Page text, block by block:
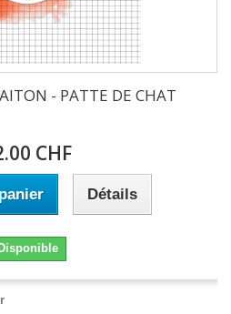
- PATTE DE CHAT
CHF
Détails
Disponible